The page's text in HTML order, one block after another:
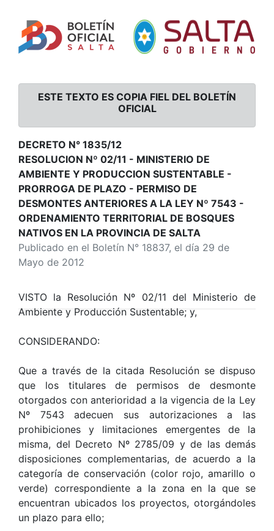
ESTE TEXTO ES COPIA FIEL DEL BOLETÍN
OFICIAL
DECRETO N° 1835/12
RESOLUCION Nº 02/11 - MINISTERIO DE
AMBIENTE Y PRODUCCION SUSTENTABLE -
PRORROGA DE PLAZO - PERMISO DE
DESMONTES ANTERIORES A LA LEY Nº 7543 -
ORDENAMIENTO TERRITORIAL DE BOSQUES
NATIVOS EN LA PROVINCIA DE SALTA
Publicado en el Boletín N° 18837, el día 29 de
Mayo de 2012
VISTO la Resolución Nº 02/11 del Ministerio de
Ambiente y Producción Sustentable; y,
CONSIDERANDO:
Que a través de la citada Resolución se dispuso
que los titulares de permisos de desmonte
otorgados con anterioridad a la vigencia de la Ley
Nº 7543 adecuen sus autorizaciones a las
prohibiciones y limitaciones emergentes de la
misma, del Decreto Nº 2785/09 y de las demás
disposiciones complementarias, de acuerdo a la
categoría de conservación (color rojo, amarillo o
verde) correspondiente a la zona en la que se
encuentran ubicados los proyectos, otorgándoles
un plazo para ello;